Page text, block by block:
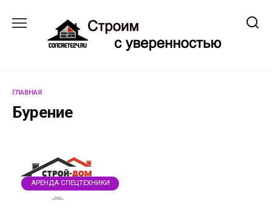
содержанию
ГЛАВНАЯ
Бурение
АРЕНДА СПЕЦТЕХНИКИ